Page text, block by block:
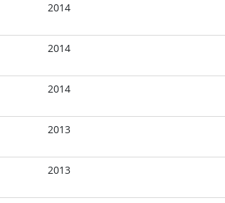
2014
2014
2014
2013
2013